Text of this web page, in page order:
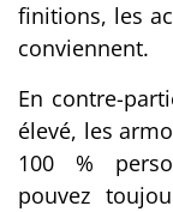
finitions, les
conviennent.
En contre-
élevé, les
100 %
pouvez